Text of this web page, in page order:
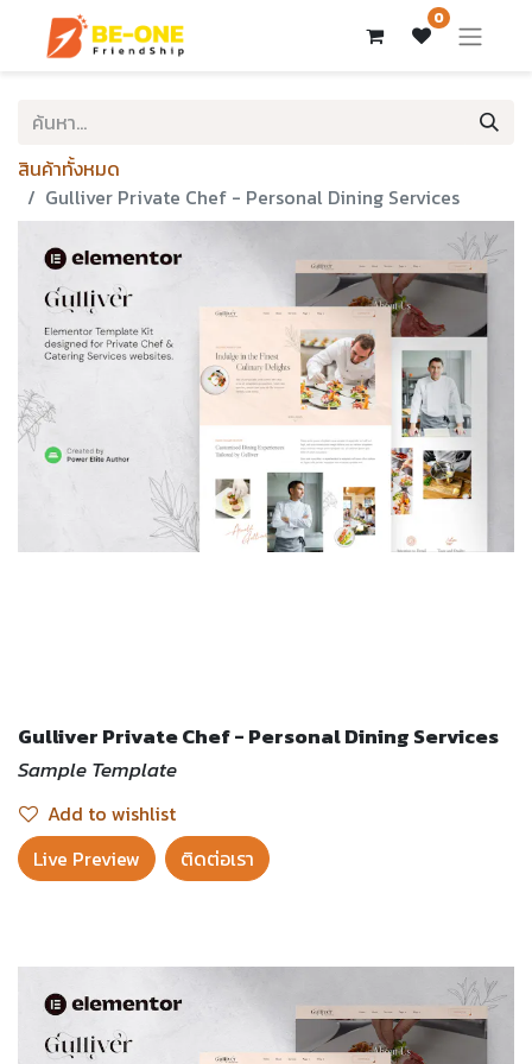
0
สินค้าทั้งหมด
Gulliver Private Chef - Personal Dining Services
Gulliver Private Chef - Personal Dining Services
Sample Template
Add to wishlist
Live Preview​
ติดต่อเรา